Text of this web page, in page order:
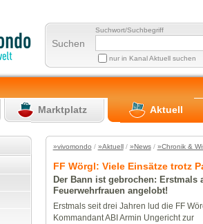
Suchen
Suchwort/Suchbegriff
nur in Kanal Aktuell suchen
Marktplatz Aktuell
»vivomondo / »Aktuell/ »News/ »Chronik &
FF Wörgl: Viele Einsätze trotz
Der Bann ist gebrochen: Erstmals
Feuerwehrfrauen angelobt!
Erstmals seit drei Jahren lud die FF
Kommandant ABI Armin Ungericht zur